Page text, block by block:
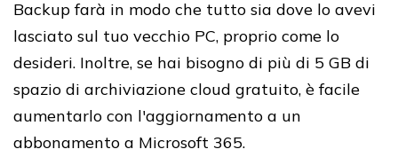
Backup farà in modo che tutto sia dove lo avevi
lasciato sul tuo vecchio PC, proprio come lo
desideri. Inoltre, se hai bisogno di più di 5 GB di
spazio di archiviazione cloud gratuito, è facile
aumentarlo con l'aggiornamento a un
abbonamento a Microsoft 365.